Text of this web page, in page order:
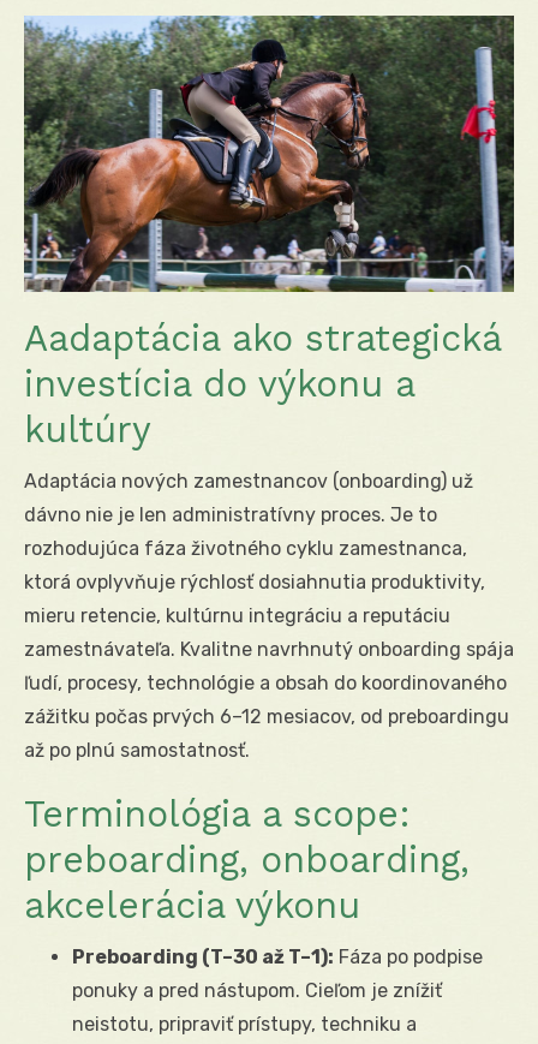
Aadaptácia ako strategická
investícia do výkonu a
kultúry
Adaptácia nových zamestnancov (onboarding) už
dávno nie je len administratívny proces. Je to
rozhodujúca fáza životného cyklu zamestnanca,
ktorá ovplyvňuje rýchlosť dosiahnutia produktivity,
mieru retencie, kultúrnu integráciu a reputáciu
zamestnávateľa. Kvalitne navrhnutý onboarding spája
ľudí, procesy, technológie a obsah do koordinovaného
zážitku počas prvých 6–12 mesiacov, od preboardingu
až po plnú samostatnosť.
Terminológia a scope:
preboarding, onboarding,
akcelerácia výkonu
Preboarding (T–30 až T–1): Fáza po podpise
ponuky a pred nástupom. Cieľom je znížiť
neistotu, pripraviť prístupy, techniku a